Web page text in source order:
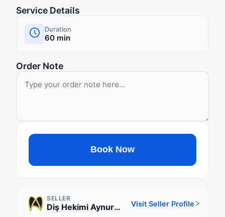
Service Details
Duration
60 min
Order Note
Book Now
SELLER
Diş Hekimi Aynur
Visit Seller Profile